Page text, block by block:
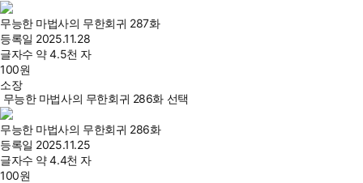
무능한 마법사의 무한회귀 287화
등록일 2025.11.28
글자수 약 4.5천 자
100원
소장
무능한 마법사의 무한회귀 286화 선택
무능한 마법사의 무한회귀 286화
등록일 2025.11.25
글자수 약 4.4천 자
100원